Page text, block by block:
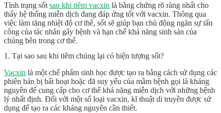
Tình trạng sốt sau khi tiêm vacxin là bằng chứng rõ ràng nhất cho
thấy hệ thống miễn dịch đang đáp ứng tốt với vacxin. Thông qua
việc làm tăng nhiệt độ cơ thể, sốt sẽ giúp bạn chủ động ngăn sự tấn
công của tác nhân gây bệnh và hạn chế khả năng sinh sản của
chúng bên trong cơ thể.
1. Tại sao sau khi tiêm chủng lại có hiện tượng sốt?
Vacxin là một chế phẩm sinh học được tạo ra bằng cách sử dụng các
phiên bản bị bất hoạt hoặc đã suy yếu của mầm bệnh gọi là kháng
nguyên để cung cấp cho cơ thể khả năng miễn dịch với những bệnh
lý nhất định. Đối với một số loại vacxin, kĩ thuật di truyền được sử
dụng để tạo ra các kháng nguyên cần thiết.